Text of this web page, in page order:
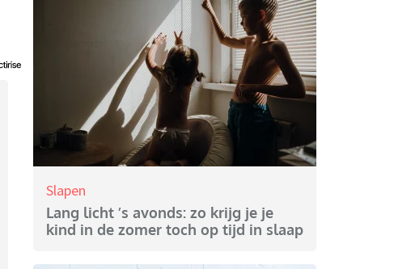
Slapen
Lang licht ’s avonds: zo krijg je je
kind in de zomer toch op tijd in slaap